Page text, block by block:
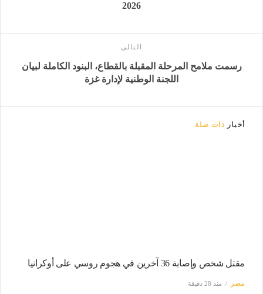
2026
التالى
رسمت ملامح المرحلة المقبلة بالقطاع، البنود الكاملة لبيان
اللجنة الوطنية لإدارة غزة
أخبار ذات صلة
مقتل شخص وإصابة 36 آخرين في هجوم روسي على أوكرانيا
مصر منذ 28 دقيقة